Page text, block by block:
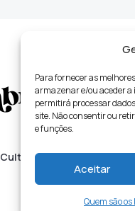
Para fornecer as
armazenar e/ou aceder a
permitirá processar
site. Não consentir ou
e funções.
Aceitar
Quem são
Cultura Lifestyle